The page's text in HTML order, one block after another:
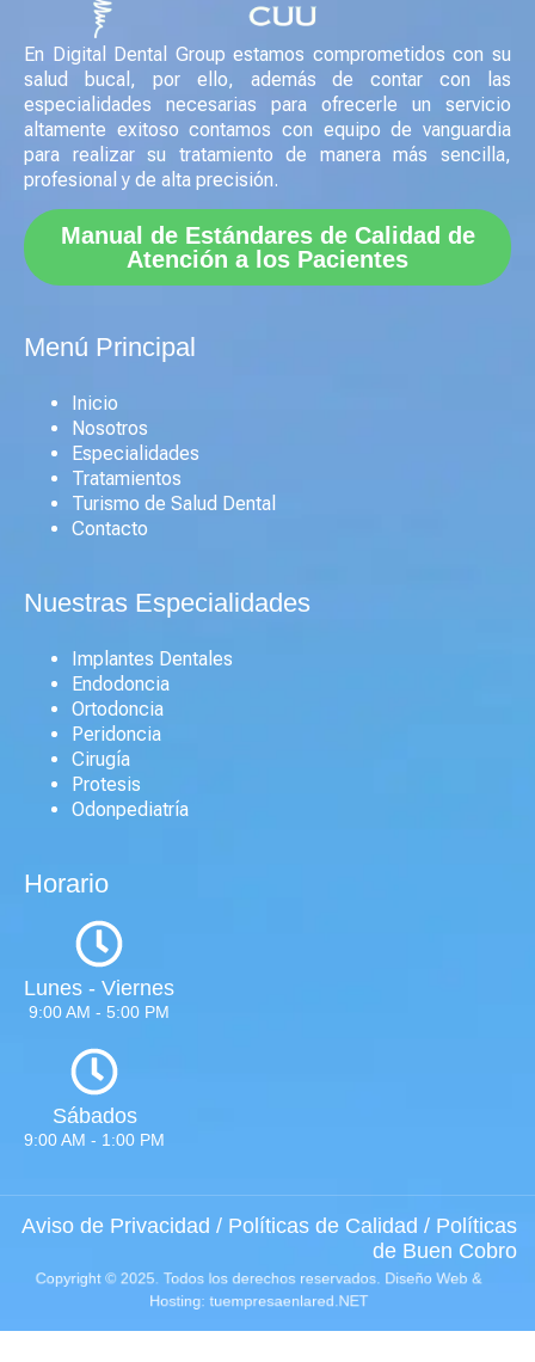
En Digital Dental Group estamos comprometidos con su
salud bucal, por ello, además de contar con las
especialidades necesarias para ofrecerle un servicio
altamente exitoso contamos con equipo de vanguardia
para realizar su tratamiento de manera más sencilla,
profesional y de alta precisión.
Manual de Estándares de Calidad de
Atención a los Pacientes
Menú Principal
Inicio
Nosotros
Especialidades
Tratamientos
Turismo de Salud Dental
Contacto
Nuestras Especialidades
Implantes Dentales
Endodoncia
Ortodoncia
Peridoncia
Cirugía
Protesis
Odonpediatría
Horario
Lunes - Viernes
9:00 AM - 5:00 PM
Sábados
9:00 AM - 1:00 PM
Aviso de Privacidad / Políticas de Calidad / Políticas
de Buen Cobro
Copyright © 2025. Todos los derechos reservados.Diseño Web
Hosting: tuempresaenlared.NET